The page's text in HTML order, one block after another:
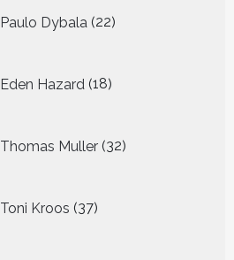
Paulo Dybala 22
producten
Eden Hazard 18
producten
Thomas Muller 32
producten
Toni Kroos 37
producten